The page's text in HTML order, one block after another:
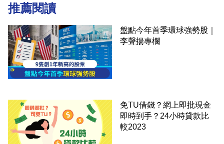
推薦閱讀
盤點今年首季環球強勢股｜
李聲揚專欄
免TU借錢？網上即批現金
即時到手？24小時貸款比
較2023